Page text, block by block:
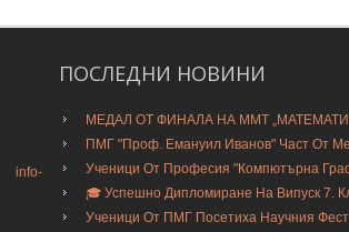
info-
ПОСЛЕДНИ НОВИНИ
МЕДАЛ ОТ ФИНАЛА НА ММТ
ПМГ "Проф. Емануил Иванов" Част От
Ученици От Професия "Компютърна
🎓 Успешно Дипломиране На Випуск 7.
Ученици От ПМГ Посетиха Научния